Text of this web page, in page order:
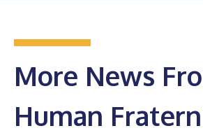
More News
Human